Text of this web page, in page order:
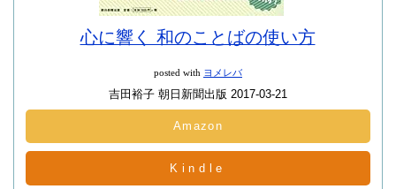
心に響く 和のことばの使い方
posted with ヨメレバ
吉田裕子 朝日新聞出版 2017-03-21
Amazon
Kindle